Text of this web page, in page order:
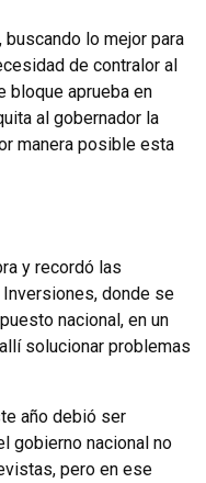
lo mejor para
de contralor al
bloque aprueba en
al gobernador la
manera posible esta
y recordó las
donde se
nacional, en un
solucionar problemas
año debió ser
gobierno nacional no
pero en ese